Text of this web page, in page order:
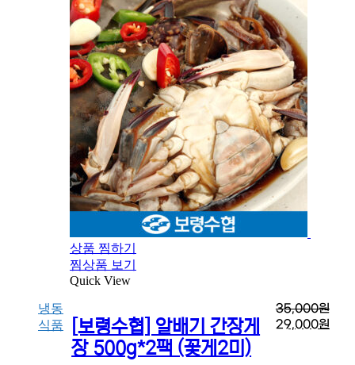
상품 찜하기
찜상품 보기
Quick View
냉동
식품
[보령수협] 알배기 간장게
장 500g*2팩 (꽃게2미)
35,000원
29,000원